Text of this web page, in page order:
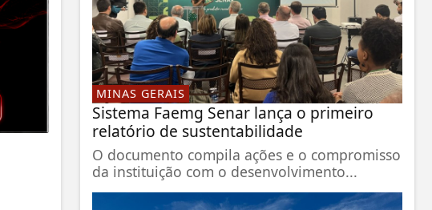
MINAS GERAIS
Sistema Faemg Senar lança o primeiro
relatório de sustentabilidade
O documento compila ações e o compromisso
da instituição com o desenvolvimento...